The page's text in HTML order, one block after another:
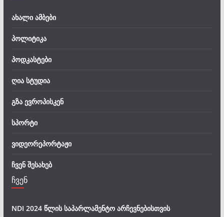
ახალი ამბები
პოლიტიკა
პოდკასტები
ღია სტუდია
გზა ევროპისკენ
სპორტი
ვიდეორეპორტაჟი
ჩვენ შესახებ
ჩვენ
NDI 2024 წლის საპარლამენტო არჩევნებისთვის